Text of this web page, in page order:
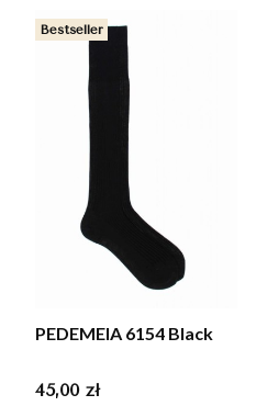
Bestseller
PEDEMEIA 6154 Black
Cena
45,00 zł